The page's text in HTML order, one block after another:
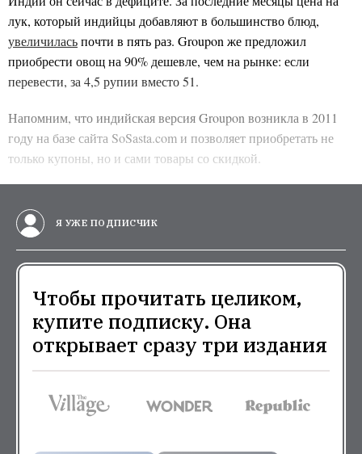
лук, который индийцы добавляют в большинство блюд,
увеличиласьпочти в пять раз. Groupon же предложил
приобрести овощ на 90% дешевле, чем на рынке: если
перевести, за 4,5 рупии вместо 51.
Напомним, что индийская версия Groupon возникла в 2011
году на базе сайта SoSasta.com и позволяет приобретать не
только купоны, но и сами товары со скидкой.
Я УЖЕ ПОДПИСЧИК
Чтобы прочитать целиком,
купите подписку. Она
открывает сразу три издания